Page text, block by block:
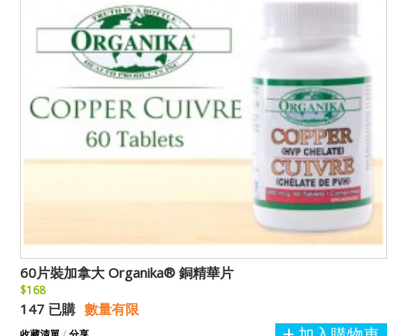
60片裝加拿大 Organika® 銅精華片
$168
147 已購 數量有限